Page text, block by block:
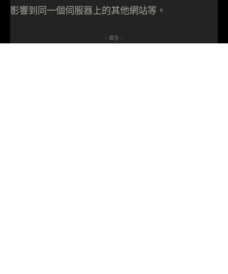
影響到同一個伺服器上的其他網站等。
- 廣告 -